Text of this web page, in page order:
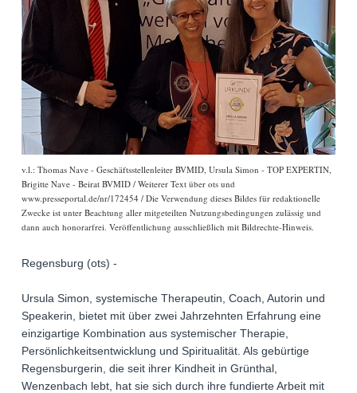
v.l.: Thomas Nave - Geschäftsstellenleiter BVMID, Ursula Simon - TOP EXPERTIN,
Brigitte Nave - Beirat BVMID / Weiterer Text über ots und
www.presseportal.de/nr/172454 / Die Verwendung dieses Bildes für redaktionelle
Zwecke ist unter Beachtung aller mitgeteilten Nutzungsbedingungen zulässig und
dann auch honorarfrei. Veröffentlichung ausschließlich mit Bildrechte-Hinweis.
Regensburg (ots) -
Ursula Simon, systemische Therapeutin, Coach, Autorin und
Speakerin, bietet mit über zwei Jahrzehnten Erfahrung eine
einzigartige Kombination aus systemischer Therapie,
Persönlichkeitsentwicklung und Spiritualität. Als gebürtige
Regensburgerin, die seit ihrer Kindheit in Grünthal,
Wenzenbach lebt, hat sie sich durch ihre fundierte Arbeit mit